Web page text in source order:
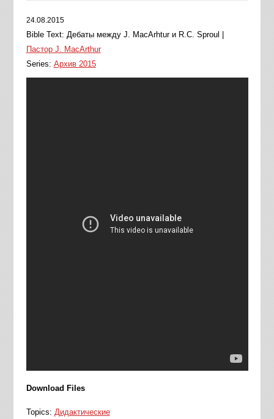
24.08.2015
Bible Text: Дебаты между J. MacArhtur и R.C. Sproul
Пастор J. MacArthur
Series: Архив 2015
Download Files
Topics: Дидактические